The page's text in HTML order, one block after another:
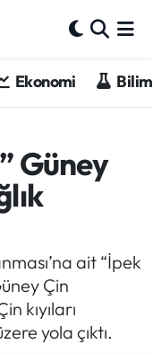
Ekonomi
Güney
ait “İpek
Çin
kıyıları
yola çıktı.